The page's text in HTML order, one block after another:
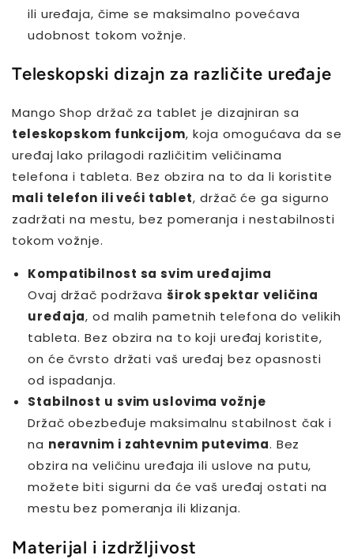
ili uređaja, čime se maksimalno povećava
udobnost tokom vožnje.
Teleskopski dizajn za različite uređaje
Mango Shop držač za tablet je dizajniran sa
teleskopskom funkcijom, koja omogućava da se
uređaj lako prilagodi različitim veličinama
telefona i tableta. Bez obzira na to da li koristite
mali telefon ili veći tablet, držač će ga sigurno
zadržati na mestu, bez pomeranja i nestabilnosti
tokom vožnje.
Kompatibilnost sa svim uređajima
Ovaj držač podržava širok spektar veličina
uređaja, od malih pametnih telefona do velikih
tableta. Bez obzira na to koji uređaj koristite,
on će čvrsto držati vaš uređaj bez opasnosti
od ispadanja.
Stabilnost u svim uslovima vožnje
Držač obezbeđuje maksimalnu stabilnost čak i
na neravnim i zahtevnim putevima. Bez
obzira na veličinu uređaja ili uslove na putu,
možete biti sigurni da će vaš uređaj ostati na
mestu bez pomeranja ili klizanja.
Materijal i izdržljivost